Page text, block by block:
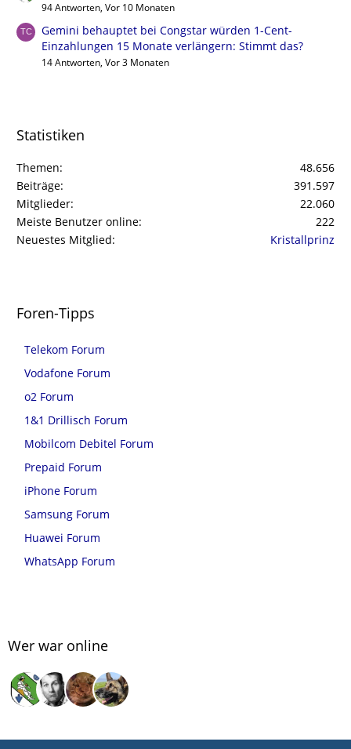
94 Antworten, Vor 10 Monaten
Gemini behauptet bei Congstar würden 1-Cent-
Einzahlungen 15 Monate verlängern: Stimmt das?
14 Antworten, Vor 3 Monaten
Statistiken
Themen
48.656
Beiträge
391.597
Mitglieder
22.060
Meiste Benutzer online
222
Neuestes Mitglied
Kristallprinz
Foren-Tipps
Telekom Forum
Vodafone Forum
o2 Forum
1&1 Drillisch Forum
Mobilcom Debitel Forum
Prepaid Forum
iPhone Forum
Samsung Forum
Huawei Forum
WhatsApp Forum
Wer war online